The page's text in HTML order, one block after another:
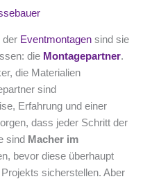
der Eventmontagen sind sie
die Montagepartner.
die Materialien
sind
Erfahrung und einer
dass jeder Schritt der
sind Macher im
bevor diese überhaupt
sicherstellen. Aber